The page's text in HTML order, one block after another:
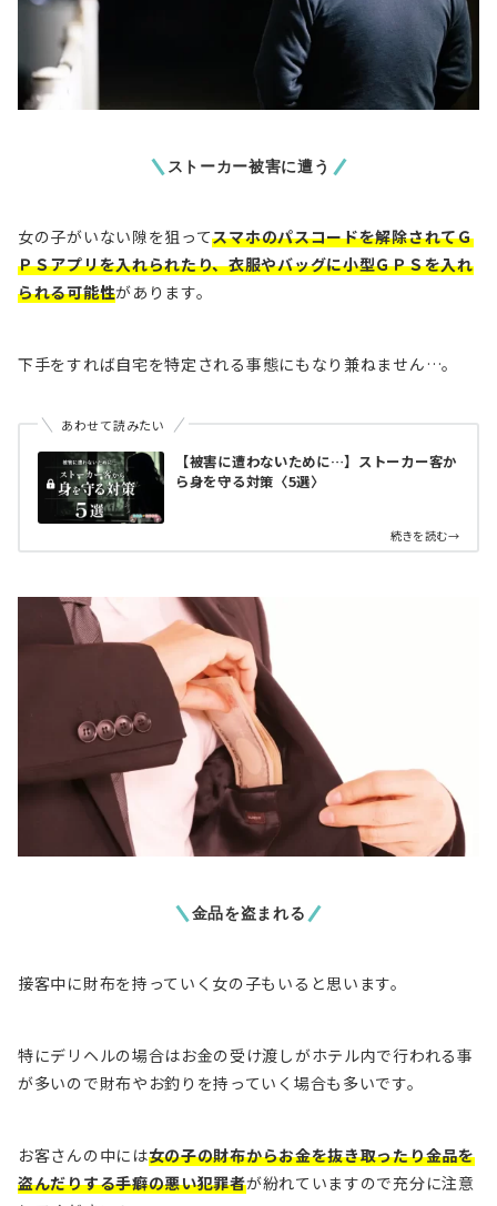
ストーカー被害に遭う
女の子がいない隙を狙ってスマホのパスコードを解除されてＧ
ＰＳアプリを入れられたり、衣服やバッグに小型ＧＰＳを入れ
られる可能性があります。
下手をすれば自宅を特定される事態にもなり兼ねません…。
あわせて読みたい
【被害に遭わないために…】ストーカー客か
ら身を守る対策〈5選〉
続きを読む→
金品を盗まれる
接客中に財布を持っていく女の子もいると思います。
特にデリヘルの場合はお金の受け渡しがホテル内で行われる事
が多いので財布やお釣りを持っていく場合も多いです。
お客さんの中には女の子の財布からお金を抜き取ったり金品を
盗んだりする手癖の悪い犯罪者が紛れていますので充分に注意